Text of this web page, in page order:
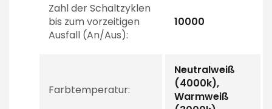
Zahl der Schaltzyklen
bis zum vorzeitigen
Ausfall (An/Aus):
10000
Farbtemperatur:
Neutralweiß
(4000k),
Warmweiß